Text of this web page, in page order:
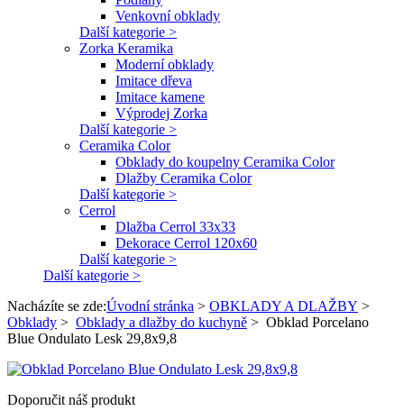
Venkovní obklady
Další kategorie >
Zorka Keramika
Moderní obklady
Imitace dřeva
Imitace kamene
Výprodej Zorka
Další kategorie >
Ceramika Color
Obklady do koupelny Ceramika Color
Dlažby Ceramika Color
Další kategorie >
Cerrol
Dlažba Cerrol 33x33
Dekorace Cerrol 120x60
Další kategorie >
Další kategorie >
Nacházíte se zde:Úvodní stránka > OBKLADY A DLAŽBY >
Obklady > Obklady a dlažby do kuchyně > Obklad Porcelano
Blue Ondulato Lesk 29,8x9,8
Doporučit náš produkt